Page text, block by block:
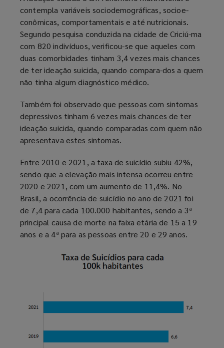
contempla variáveis sociodemográficas, socioe-
conômicas, comportamentais e até nutricionais.
Segundo pesquisa conduzida na cidade de Criciú-ma
com 820 indivíduos, verificou-se que aqueles com
duas comorbidades tinham 3,4 vezes mais chances
de ter ideação suicida, quando compara-dos a quem
não tinha algum diagnóstico médico.
Também foi observado que pessoas com sintomas
depressivos tinham 6 vezes mais chances de ter
ideação suicida, quando comparadas com quem não
apresentava estes sintomas.
Entre 2010 e 2021, a taxa de suicídio subiu 42%,
sendo que a elevação mais intensa ocorreu entre
2020 e 2021, com um aumento de 11,4%. No
Brasil, a ocorrência de suicídio no ano de 2021 foi
de 7,4 para cada 100.000 habitantes, sendo a 3ª
principal causa de morte na faixa etária de 15 a 19
anos e a 4ª para as pessoas entre 20 e 29 anos.